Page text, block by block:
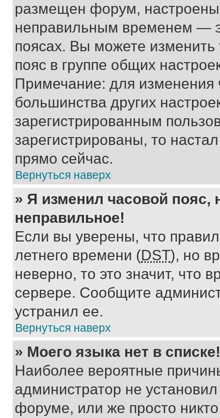
размещен форум, настроены
неправильным временем —
поясах. Вы можете изменить
пояс в группе общих
Примечание: для изменения
большинства других
зарегистрированным
зарегистрированы, то
прямо сейчас.
Вернуться наверх
» Я изменил часовой пояс,
неправильное!
Если вы уверены, что
летнего времени (DST), но
неверно, то это значит, что
сервере. Сообщите
устранил ее.
Вернуться наверх
» Моего языка нет в списке!
Наиболее вероятные
администратор не
форуме, или же просто